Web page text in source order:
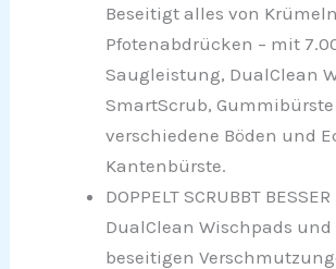
Beseitigt alles von
Pfotenabdrücken – mit
Saugleistung, DualClean
SmartScrub,
verschiedene Böden und
Kantenbürste.
DOPPELT SCRUBBT
DualClean Wischpads
beseitigen